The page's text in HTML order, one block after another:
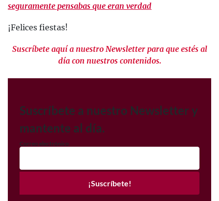
seguramente pensabas que eran verdad
¡Felices fiestas!
Suscríbete aquí a nuestro Newsletter para que estés al
día con nuestros contenidos.
Suscríbete a nuestro Newsletter y
mantente al día.
Correo electrónico
¡Suscríbete!